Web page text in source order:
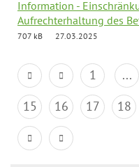
Information -
Aufrechterhaltung des
707 kB
27.03.2025
1 ...
15
16 17 18